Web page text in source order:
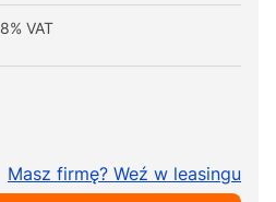
8% VAT
Masz firmę? Weź w leasingu